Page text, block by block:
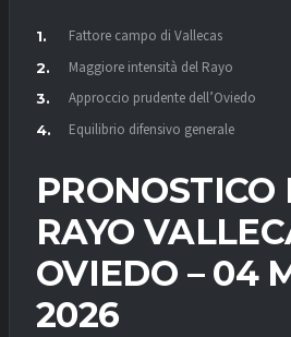
Fattore campo di Vallecas
Maggiore intensità del Rayo
Approccio prudente dell’Oviedo
Equilibrio difensivo generale
PRONOSTICO
RAYO
OVIEDO – 04
2026